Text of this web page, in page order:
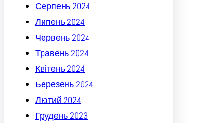
Серпень 2024
Липень 2024
Червень 2024
Травень 2024
Квітень 2024
Березень 2024
Лютий 2024
Грудень 2023